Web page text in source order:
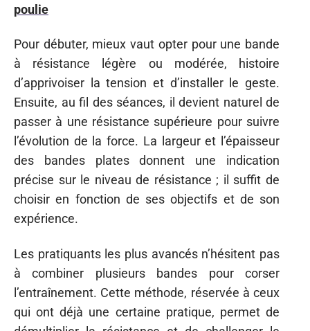
poulie
Pour débuter, mieux vaut opter pour une bande
à résistance légère ou modérée, histoire
d’apprivoiser la tension et d’installer le geste.
Ensuite, au fil des séances, il devient naturel de
passer à une résistance supérieure pour suivre
l’évolution de la force. La largeur et l’épaisseur
des bandes plates donnent une indication
précise sur le niveau de résistance ; il suffit de
choisir en fonction de ses objectifs et de son
expérience.
Les pratiquants les plus avancés n’hésitent pas
à combiner plusieurs bandes pour corser
l’entraînement. Cette méthode, réservée à ceux
qui ont déjà une certaine pratique, permet de